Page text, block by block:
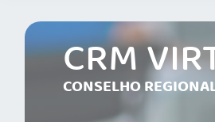
CRM
CONSELHO